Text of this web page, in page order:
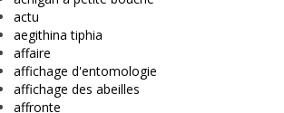
actu
aegithina tiphia
affaire
affichage d'entomologie
affichage des abeilles
affronte